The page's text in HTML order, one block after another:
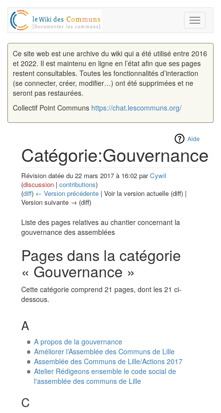
Toggle
Ce site web est une archive du wiki qui a été utilisé entre 2016
et 2022. Il est maintenu en ligne en l’état afin que ses pages
restent consultables. Toutes les fonctionnalités d’interaction
(se connecter, créer, modifier…) ont été supprimées et ne
seront pas restaurées.
Collectif Point Communs https://chat.lescommuns.org/
Aide
Catégorie:Gouvernance
Révision datée du 22 mars 2017 à 16:02 parCywil
(discussion | contributions)
(diff) ← Version précédente | Voir la version actuelle (diff) |
Version suivante → (diff)
Liste des pages relatives au chantier concernant la
gouvernance des assemblées
Pages dans la catégorie
« Gouvernance »
Cette catégorie comprend 21 pages, dont les 21 ci-
dessous.
A
A propos de la gouvernance
Améliorer l’Assemblée des Communs de Lille
Assemblée des Communs de Lille/Actions 2017
Atelier Rédigeons ensemble le code social de
l'assemblée des communs de Lille
C